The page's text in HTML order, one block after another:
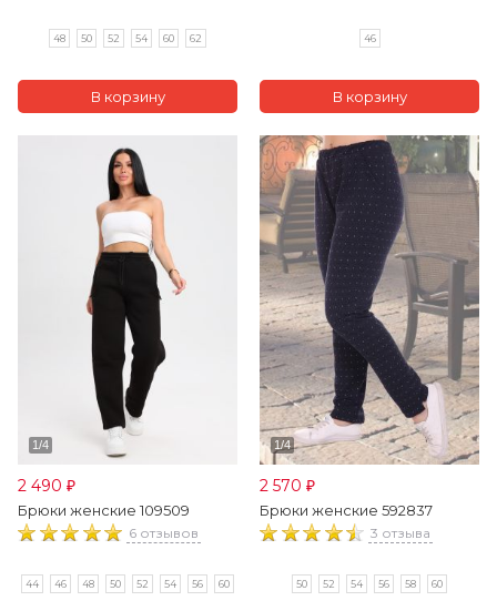
48 50 52 54 60 62 46
2 490 ₽
Брюки женские 109509
6 отзывов
44 46 48 50 52 54 56 60
2 570 ₽
Брюки женские 592837
3 отзыва
50 52 54 56 58 60